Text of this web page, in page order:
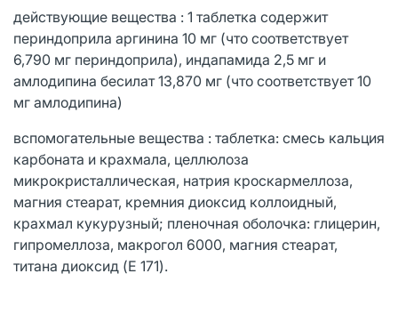
действующие вещества : 1 таблетка содержит
периндоприла аргинина 10 мг (что соответствует
6,790 мг периндоприла), индапамида 2,5 мг и
амлодипина бесилат 13,870 мг (что соответствует 10
мг амлодипина)
вспомогательные вещества : таблетка: смесь кальция
карбоната и крахмала, целлюлоза
микрокристаллическая, натрия кроскармеллоза,
магния стеарат, кремния диоксид коллоидный,
крахмал кукурузный; пленочная оболочка: глицерин,
гипромеллоза, макрогол 6000, магния стеарат,
титана диоксид (E 171).